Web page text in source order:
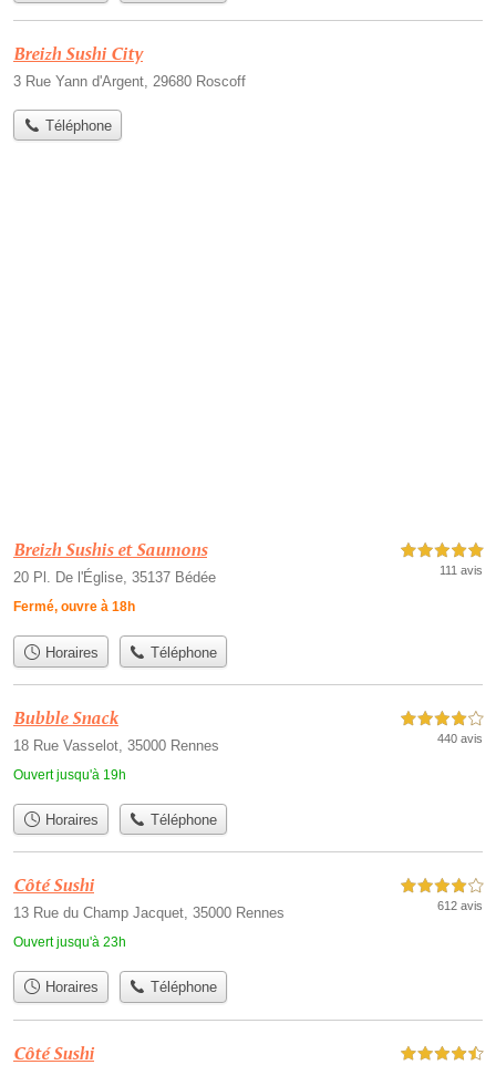
Breizh Sushi City
3 Rue Yann d'Argent, 29680 Roscoff
Téléphone
Breizh Sushis et Saumons
20 Pl. De l'Église, 35137 Bédée
Fermé, ouvre à 18h
5,0 étoiles sur 5
111 avis
Horaires Téléphone
Bubble Snack
18 Rue Vasselot, 35000 Rennes
Ouvert jusqu'à 19h
4,0 étoiles sur 5
440 avis
Horaires Téléphone
Côté Sushi
13 Rue du Champ Jacquet, 35000 Rennes
Ouvert jusqu'à 23h
4,0 étoiles sur 5
612 avis
Horaires Téléphone
Côté Sushi 4,5 étoiles sur 5